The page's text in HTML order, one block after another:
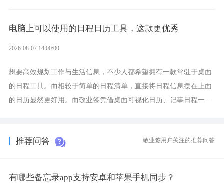
电脑上可以使用的日程日历工具，这款更优秀
2026-08-07 14:00:00
想要高效规划工作与生活信息，不少人都希望拥有一款常驻于桌面
的日程工具。而相较于简单的日程清单，直接将日程信息摆在上面
的日历显然更好用。而敬业签凭借桌面可视化日历、记事日程一体
推荐问答 敬业签用户关注的推荐问答
有哪些备忘录app支持安卓和苹果手机同步？